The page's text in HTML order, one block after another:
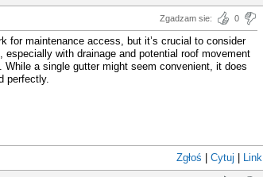
Zgadzam sie: 0
for maintenance access, but it’s crucial to consider
especially with drainage and potential roof movement
While a single gutter might seem convenient, it does
perfectly.
Zgłoś Cytuj Link